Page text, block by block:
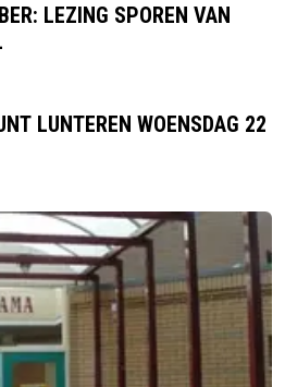
LEZING SPOREN VAN
LUNTEREN WOENSDAG 22